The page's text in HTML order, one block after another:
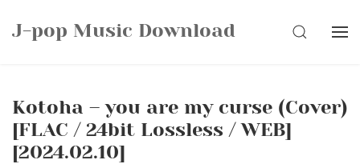
J-pop Music Download SEARCH
Kotoha – you are my curse (Cover)
[FLAC / 24bit Lossless / WEB]
[2024.02.10]